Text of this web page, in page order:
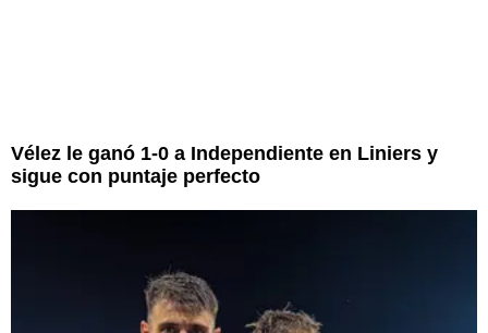
Vélez le ganó 1-0 a Independiente en Liniers y
sigue con puntaje perfecto